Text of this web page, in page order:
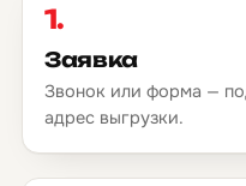
1.
Заявка
Звонок или форма —
адрес выгрузки.